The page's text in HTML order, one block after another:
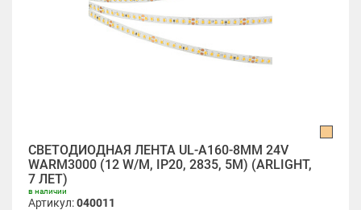
СВЕТОДИОДНАЯ ЛЕНТА UL-A160-8MM 24V
WARM3000 (12 W/M, IP20, 2835, 5M) (ARLIGHT,
7 ЛЕТ)
в наличии
Артикул:040011